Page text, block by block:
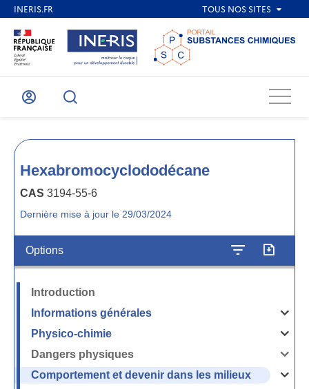
Mon
Recherche
Menu
Hexabromocyclododécane
CAS 3194-55-6
Dernière mise à jour le 29/03/2024
Options
Introduction
Informations générales
Ouvrir
la
générales
Physico-chimie
Ouvrir
la
chimie
Dangers physiques
Ouvrir
la
Comportement et devenir dans les milieux
Ouvrir